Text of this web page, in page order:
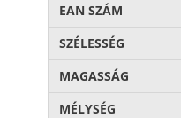
EAN SZÁM
SZÉLESSÉG
MAGASSÁG
MÉLYSÉG